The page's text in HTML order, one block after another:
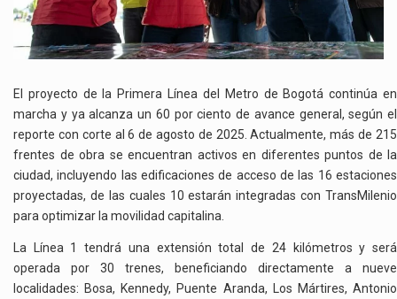
AVANCE
Y
TRENES
EN
El proyecto de la Primera Línea del Metro de Bogotá continúa en
marcha y ya alcanza un 60 por ciento de avance general, según el
reporte con corte al 6 de agosto de 2025. Actualmente, más de 215
frentes de obra se encuentran activos en diferentes puntos de la
ciudad, incluyendo las edificaciones de acceso de las 16 estaciones
proyectadas, de las cuales 10 estarán integradas con TransMilenio
para optimizar la movilidad capitalina.
La Línea 1 tendrá una extensión total de 24 kilómetros y será
operada por 30 trenes, beneficiando directamente a nueve
localidades: Bosa, Kennedy, Puente Aranda, Los Mártires, Antonio